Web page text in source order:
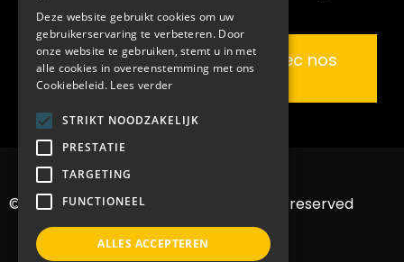
Discutez de votre projet avec nos
experts
© 2022 Bvba MMB machines – All rights reserved
Deze website gebruikt cookies om uw
gebruikerservaring te verbeteren. Door
onze website te gebruiken, stemt u in met
alle cookies in overeenstemming met ons
Cookiebeleid. Lees verder
STRIKT NOODZAKELIJK
PRESTATIE
TARGETING
FUNCTIONEEL
ALLES ACCEPTEREN